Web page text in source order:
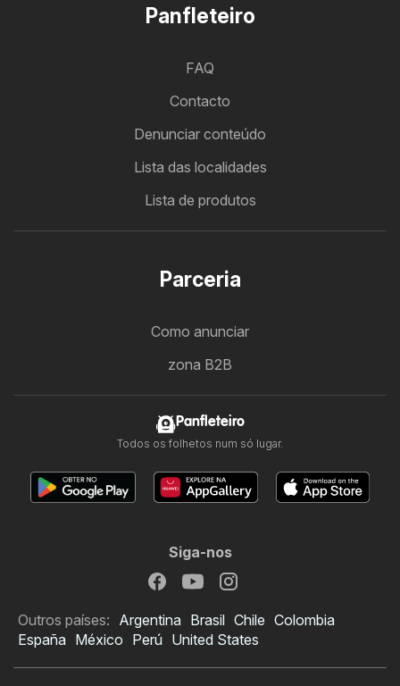
Panfleteiro
FAQ
Contacto
Denunciar conteúdo
Lista das localidades
Lista de produtos
Parceria
Como anunciar
zona B2B
Panfleteiro
Todos os folhetos num só lugar.
Siga-nos
Outros países: Argentina Brasil Chile Colombia
España México Perú United States